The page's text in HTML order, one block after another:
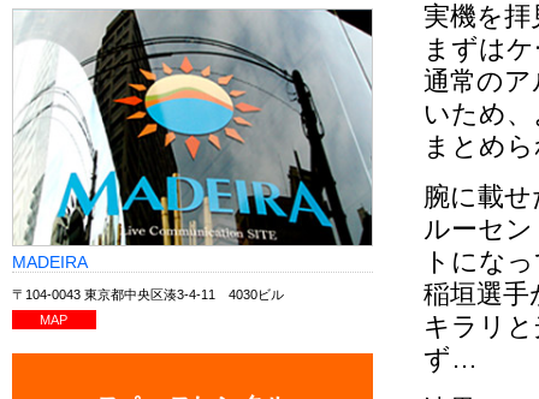
MADEIRA
〒104-0043 東京都中央区湊3-4-11 4030ビル
MAP
実機を拝
まずは
通常の
いため
まとめ
腕に載
ルーセ
トにな
稲垣選
キラリ
ず…